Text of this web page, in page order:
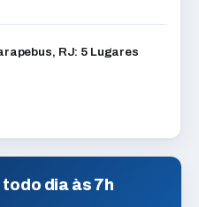
RJ: 5 Lugares
dia às 7h